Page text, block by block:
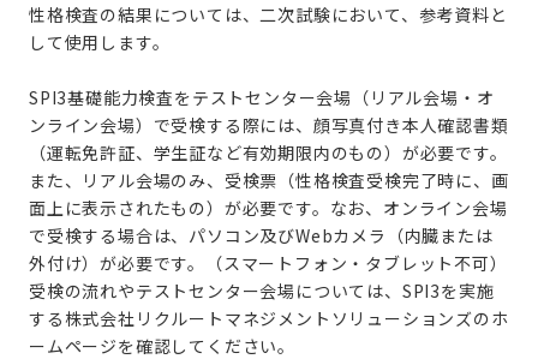
性格検査の結果については、二次試験において、参考資料と
して使用します。
SPI3基礎能力検査をテストセンター会場（リアル会場・オ
ンライン会場）で受検する際には、顔写真付き本人確認書類
（運転免許証、学生証など有効期限内のもの）が必要です。
また、リアル会場のみ、受検票（性格検査受検完了時に、画
面上に表示されたもの）が必要です。なお、オンライン会場
で受検する場合は、パソコン及びWebカメラ（内臓または
外付け）が必要です。（スマートフォン・タブレット不可）
受検の流れやテストセンター会場については、SPI3を実施
する株式会社リクルートマネジメントソリューションズのホ
ームページを確認してください。